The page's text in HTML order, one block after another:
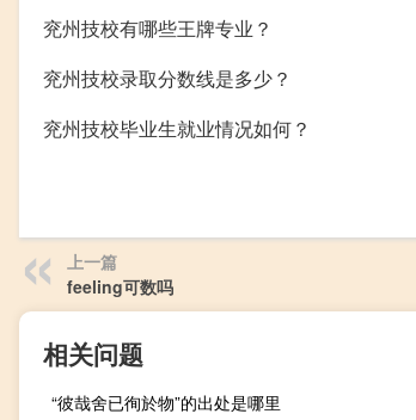
兖州技校有哪些王牌专业？
兖州技校录取分数线是多少？
兖州技校毕业生就业情况如何？
上一篇
feeling可数吗
相关问题
“彼哉舍已徇於物”的出处是哪里